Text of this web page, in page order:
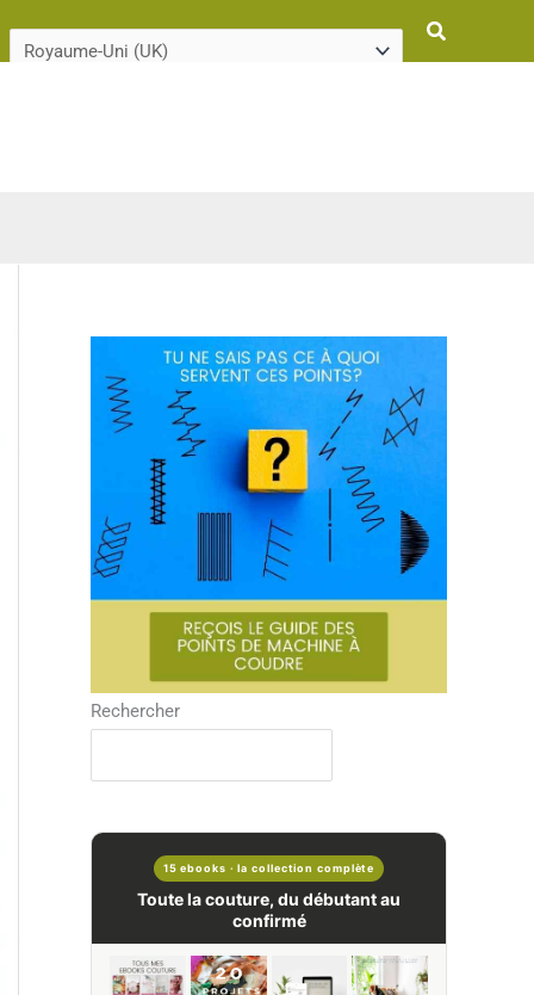
Rechercher
Rechercher
15 ebooks · la collection complète
Toute la couture, du débutant au
confirmé